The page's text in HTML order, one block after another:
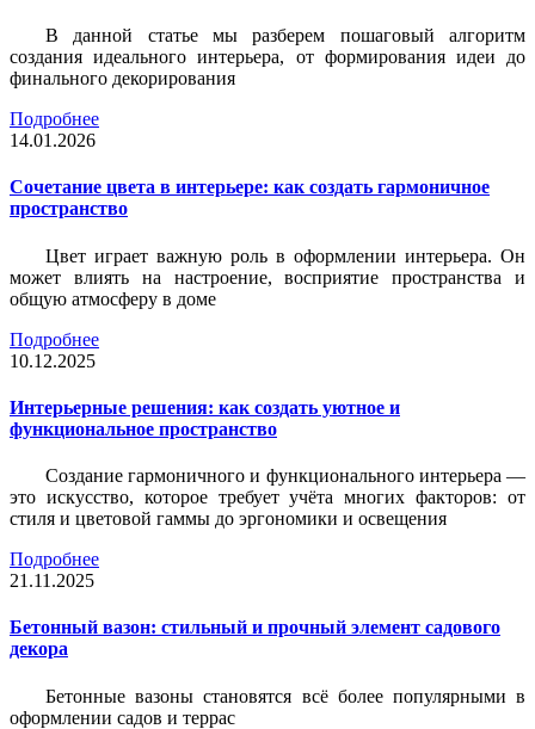
В данной статье мы разберем пошаговый алгоритм
создания идеального интерьера, от формирования идеи до
финального декорирования
Подробнее
14.01.2026
Сочетание цвета в интерьере: как создать гармоничное
пространство
Цвет играет важную роль в оформлении интерьера. Он
может влиять на настроение, восприятие пространства и
общую атмосферу в доме
Подробнее
10.12.2025
Интерьерные решения: как создать уютное и
функциональное пространство
Создание гармоничного и функционального интерьера —
это искусство, которое требует учёта многих факторов: от
стиля и цветовой гаммы до эргономики и освещения
Подробнее
21.11.2025
Бетонный вазон: стильный и прочный элемент садового
декора
Бетонные вазоны становятся всё более популярными в
оформлении садов и террас